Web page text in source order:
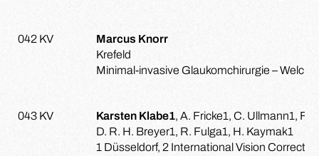
042 KV
Marcus Knorr
Krefeld
Minimal-invasive Glaukomchirurgie –
043 KV Karsten Klabe1, A. Fricke1, C. Ullmann1, F.
D. R. H. Breyer1, R. Fulga1, H. Kaymak1
1 Düsseldorf, 2 International Vision